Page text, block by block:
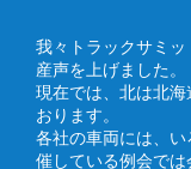
我々トラックサミ
産声を上げました。
現在では、北は北
おります。
各社の車両には、
催している例会で